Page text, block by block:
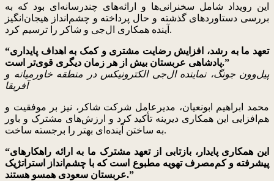
این رویداد شامل سخنرانی‌ها و ارائه‌های چندرسانه‌ای بود که به
بررسی دستاوردهای گذشته و حال پرداخته و چشم‌انداز هیجان‌انگیز
آینده همکاری ال‌جی و شاکر را ترسیم کرد.
“تعهد ما به رشد، افزایش رضایت مشتری و کمک به اهداف پایداری
پادشاهی عربستان بیش از هر زمان دیگری قوی‌تر است.”
پیل‌وون جونگ، نماینده ال‌جی الکترونیکس در منطقه خاورمیانه و
آفریقا
محمد ابراهیم ابونعیان، مدیرعامل شرکت شاکر، نیز بر موفقیت و
هم‌افزایی این همکاری دیرینه تأکید کرد و ارزش‌های مشترک و باور
به ساختن آینده‌ای بهتر را برجسته ساخت.
“این همکاری پایدار، بازتابی از تعهد مشترک ما به ارائه راهکارهای
پیشرفته و کم‌مصرف تهویه مطبوع است که با چشم‌انداز استراتژیک
عربستان سعودی همسو هستند.”